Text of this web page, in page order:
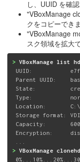
し、UUID を確認
"VBoxManage
クをコピーでき
"VBoxManage
スク領域を拡大
> VBoxManage list
UUID:
Parent UUID:
State:
Type:
Location:
Storage format: VDI
Capacity:
Encryption:
> VBoxManage